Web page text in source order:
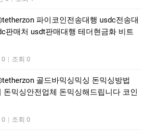
파이코인전송대행 usdc전송대
판매처 usdt판매대행 테더현금화 비트
0 | 조회 0
골드바믹싱믹싱 돈믹싱방법
돈믹싱안전업체 돈믹싱해드립니다 코인
0 | 조회 0